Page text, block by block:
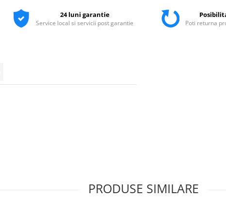
24 luni garantie
Service local si servicii post garantie Poti returna
PRODUSE SIMILARE